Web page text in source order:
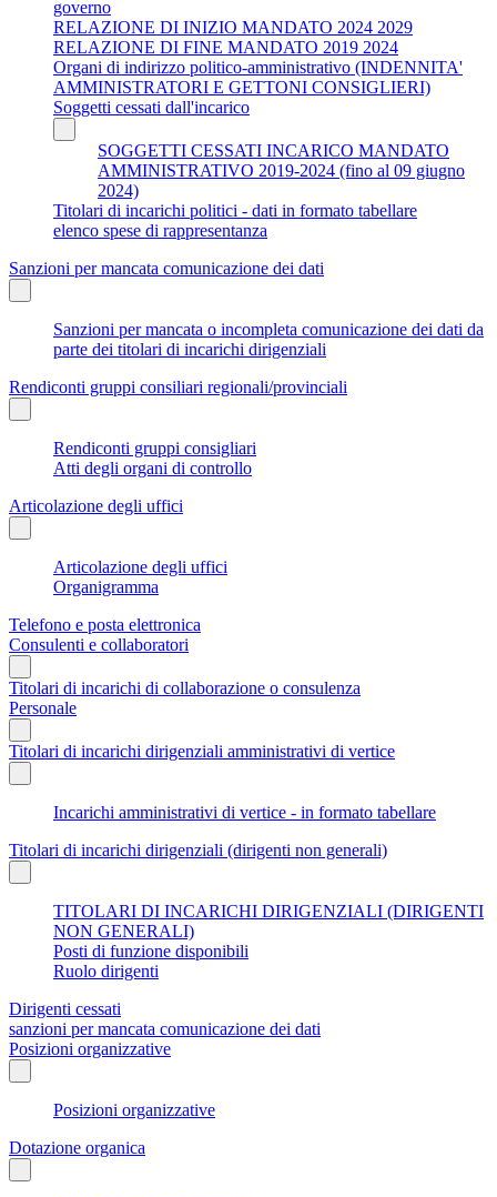
governo
RELAZIONE DI INIZIO MANDATO 2024 2029
RELAZIONE DI FINE MANDATO 2019 2024
Organi di indirizzo politico-amministrativo (INDENNITA'
AMMINISTRATORI E GETTONI CONSIGLIERI)
Soggetti cessati dall'incarico
SOGGETTI CESSATI INCARICO MANDATO
AMMINISTRATIVO 2019-2024 (fino al 09 giugno
2024)
Titolari di incarichi politici - dati in formato tabellare
elenco spese di rappresentanza
Sanzioni per mancata comunicazione dei dati
Sanzioni per mancata o incompleta comunicazione dei dati da
parte dei titolari di incarichi dirigenziali
Rendiconti gruppi consiliari regionali/provinciali
Rendiconti gruppi consigliari
Atti degli organi di controllo
Articolazione degli uffici
Articolazione degli uffici
Organigramma
Telefono e posta elettronica
Consulenti e collaboratori
Titolari di incarichi di collaborazione o consulenza
Personale
Titolari di incarichi dirigenziali amministrativi di vertice
Incarichi amministrativi di vertice - in formato tabellare
Titolari di incarichi dirigenziali (dirigenti non generali)
TITOLARI DI INCARICHI DIRIGENZIALI (DIRIGENTI
NON GENERALI)
Posti di funzione disponibili
Ruolo dirigenti
Dirigenti cessati
sanzioni per mancata comunicazione dei dati
Posizioni organizzative
Posizioni organizzative
Dotazione organica